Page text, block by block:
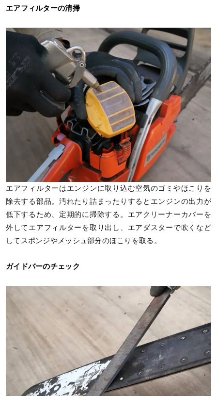
エアフィルターの清掃
エアフィルターはエンジンに取り込む空気のゴミやほこりを
除去する部品。汚れたり詰まったりするとエンジンの出力が
低下するため、定期的に掃除する。エアクリーナーカバーを
外してエアフィルターを取り出し、エアダスターで吹くなど
してスポンジやメッシュ部分のほこりを取る。
ガイドバーのチェック